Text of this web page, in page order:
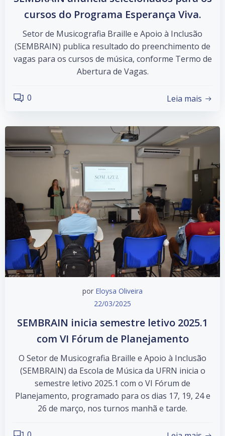
cursos do Programa Esperança Viva.
Setor de Musicografia Braille e Apoio à Inclusão
(SEMBRAIN) publica resultado do preenchimento de
vagas para os cursos de música, conforme Termo de
Abertura de Vagas.
0 Leia mais
por Eloysa Oliveira
22/03/2025
SEMBRAIN inicia semestre letivo 2025.1
com VI Fórum de Planejamento
O Setor de Musicografia Braille e Apoio à Inclusão
(SEMBRAIN) da Escola de Música da UFRN inicia o
semestre letivo 2025.1 com o VI Fórum de
Planejamento, programado para os dias 17, 19, 24 e
26 de março, nos turnos manhã e tarde.